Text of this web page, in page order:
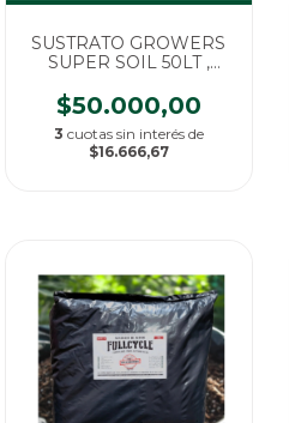
SUSTRATO GROWERS
SUPER SOIL 50LT ,
$50.000,00
3 cuotas sin interés de
$16.666,67